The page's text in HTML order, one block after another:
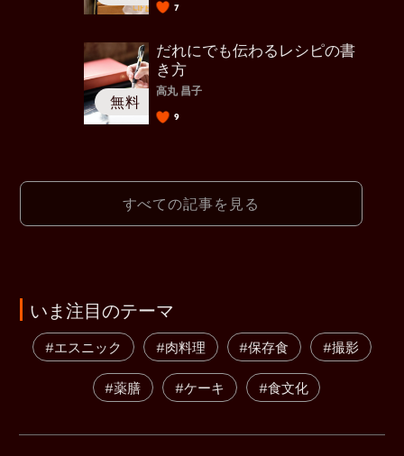
7
だれにでも伝わるレシピの書
き方
高丸 昌子
9
すべての記事を見る
いま注目のテーマ
#エスニック #肉料理 #保存食 #撮影
#薬膳 #ケーキ #食文化